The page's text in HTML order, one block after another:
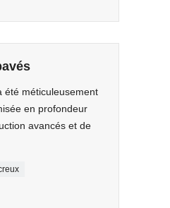
été méticuleusement
en profondeur
avancés et de